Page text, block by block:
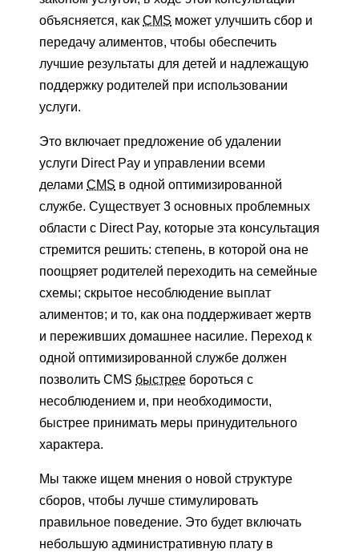
объясняется, как CMS может улучшить сбор и
передачу алиментов, чтобы обеспечить
лучшие результаты для детей и надлежащую
поддержку родителей при использовании
услуги.
Это включает предложение об удалении
услуги Direct Pay и управлении всеми
делами CMS в одной оптимизированной
службе. Существует 3 основных проблемных
области с Direct Pay, которые эта консультация
стремится решить: степень, в которой она не
поощряет родителей переходить на семейные
схемы; скрытое несоблюдение выплат
алиментов; и то, как она поддерживает жертв
и переживших домашнее насилие. Переход к
одной оптимизированной службе должен
позволить CMS быстрее бороться с
несоблюдением и, при необходимости,
быстрее принимать меры принудительного
характера.
Мы также ищем мнения о новой структуре
сборов, чтобы лучше стимулировать
правильное поведение. Это будет включать
небольшую административную плату в